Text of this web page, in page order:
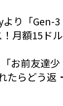
り「Gen-3
月額15ドル
お前友達少
たらどう返